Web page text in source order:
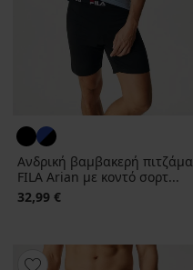
Ανδρική βαμβακερή πιτζάμα
FILA Arian με κοντό σορτ...
32,99 €